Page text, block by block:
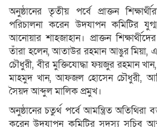
অনুষ্ঠানের তৃতীয় পর্বে প্রাক্তন
পরিচালনা করেন উদযাপন কমিটির
আনোয়ার শাহজাহান। প্রাক্তন
তাঁরা হলেন, আতাউর রহমান আঙুর মিয়া,
চৌধুরী, বীর মুক্তিযোদ্ধা ফয়জুর রহমান
মাহমুদ খান, আফজল হোসেন চৌধুরী,
সৈয়দ আব্দুল মালিক প্রমুখ।
অনুষ্ঠানের চতুর্থ পর্বে আমন্ত্রিত অতিথিরা
করেন উদযাপন কমিটির সদস্য সচিব